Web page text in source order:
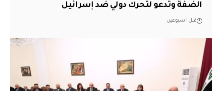
الضفة وتدعو لتحرك دولي ضد إسرائيل
قبل أسبوعين